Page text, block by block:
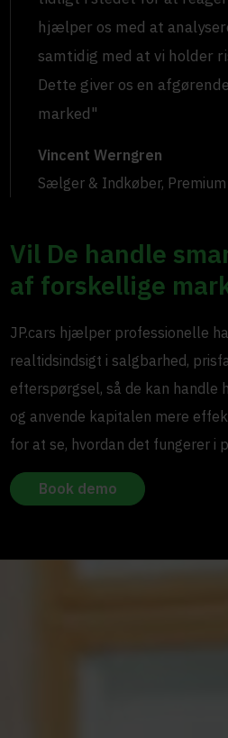
hjælper os med at
samtidig med at vi holder
Dette giver os en
marked"
Vincent Werngren
Sælger & Indkøber, Premium
Vil De handle
af forskellige
JP.cars hjælper professionelle
realtidsindsigt i salgbarhed,
efterspørgsel, så de kan handle
og anvende kapitalen mere
for at se, hvordan det fungerer i
Book demo